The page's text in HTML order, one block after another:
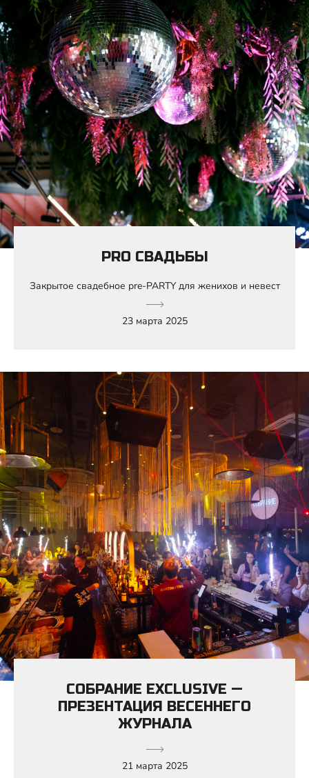
PRO СВАДЬБЫ
Закрытое свадебное pre-PARTY для женихов и невест
23 марта 2025
СОБРАНИЕ EXCLUSIVE —
ПРЕЗЕНТАЦИЯ ВЕСЕННЕГО
ЖУРНАЛА
21 марта 2025